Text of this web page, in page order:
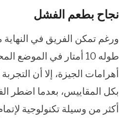
نجاح بطعم الفشل
ورغم تمكن الفريق في النهاية
طوله 10 أمتار في الموضع
أهرامات الجيزة، إلا أن
بكل المقاييس، بعدما اضطر
أكثر من وسيلة تكنولوجية